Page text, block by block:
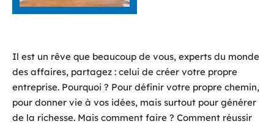
Il est un rêve que beaucoup de vous, experts du monde
des affaires, partagez : celui de créer votre propre
entreprise. Pourquoi ? Pour définir votre propre chemin,
pour donner vie à vos idées, mais surtout pour générer
de la richesse. Mais comment faire ? Comment réussir